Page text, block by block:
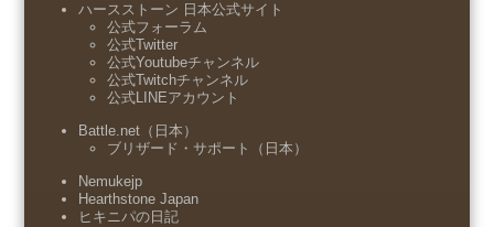
ハースストーン 日本公式サイト
公式フォーラム
公式Twitter
公式Youtubeチャンネル
公式Twitchチャンネル
公式LINEアカウント
Battle.net（日本）
ブリザード・サポート（日本）
Nemukejp
Hearthstone Japan
ヒキニパの日記